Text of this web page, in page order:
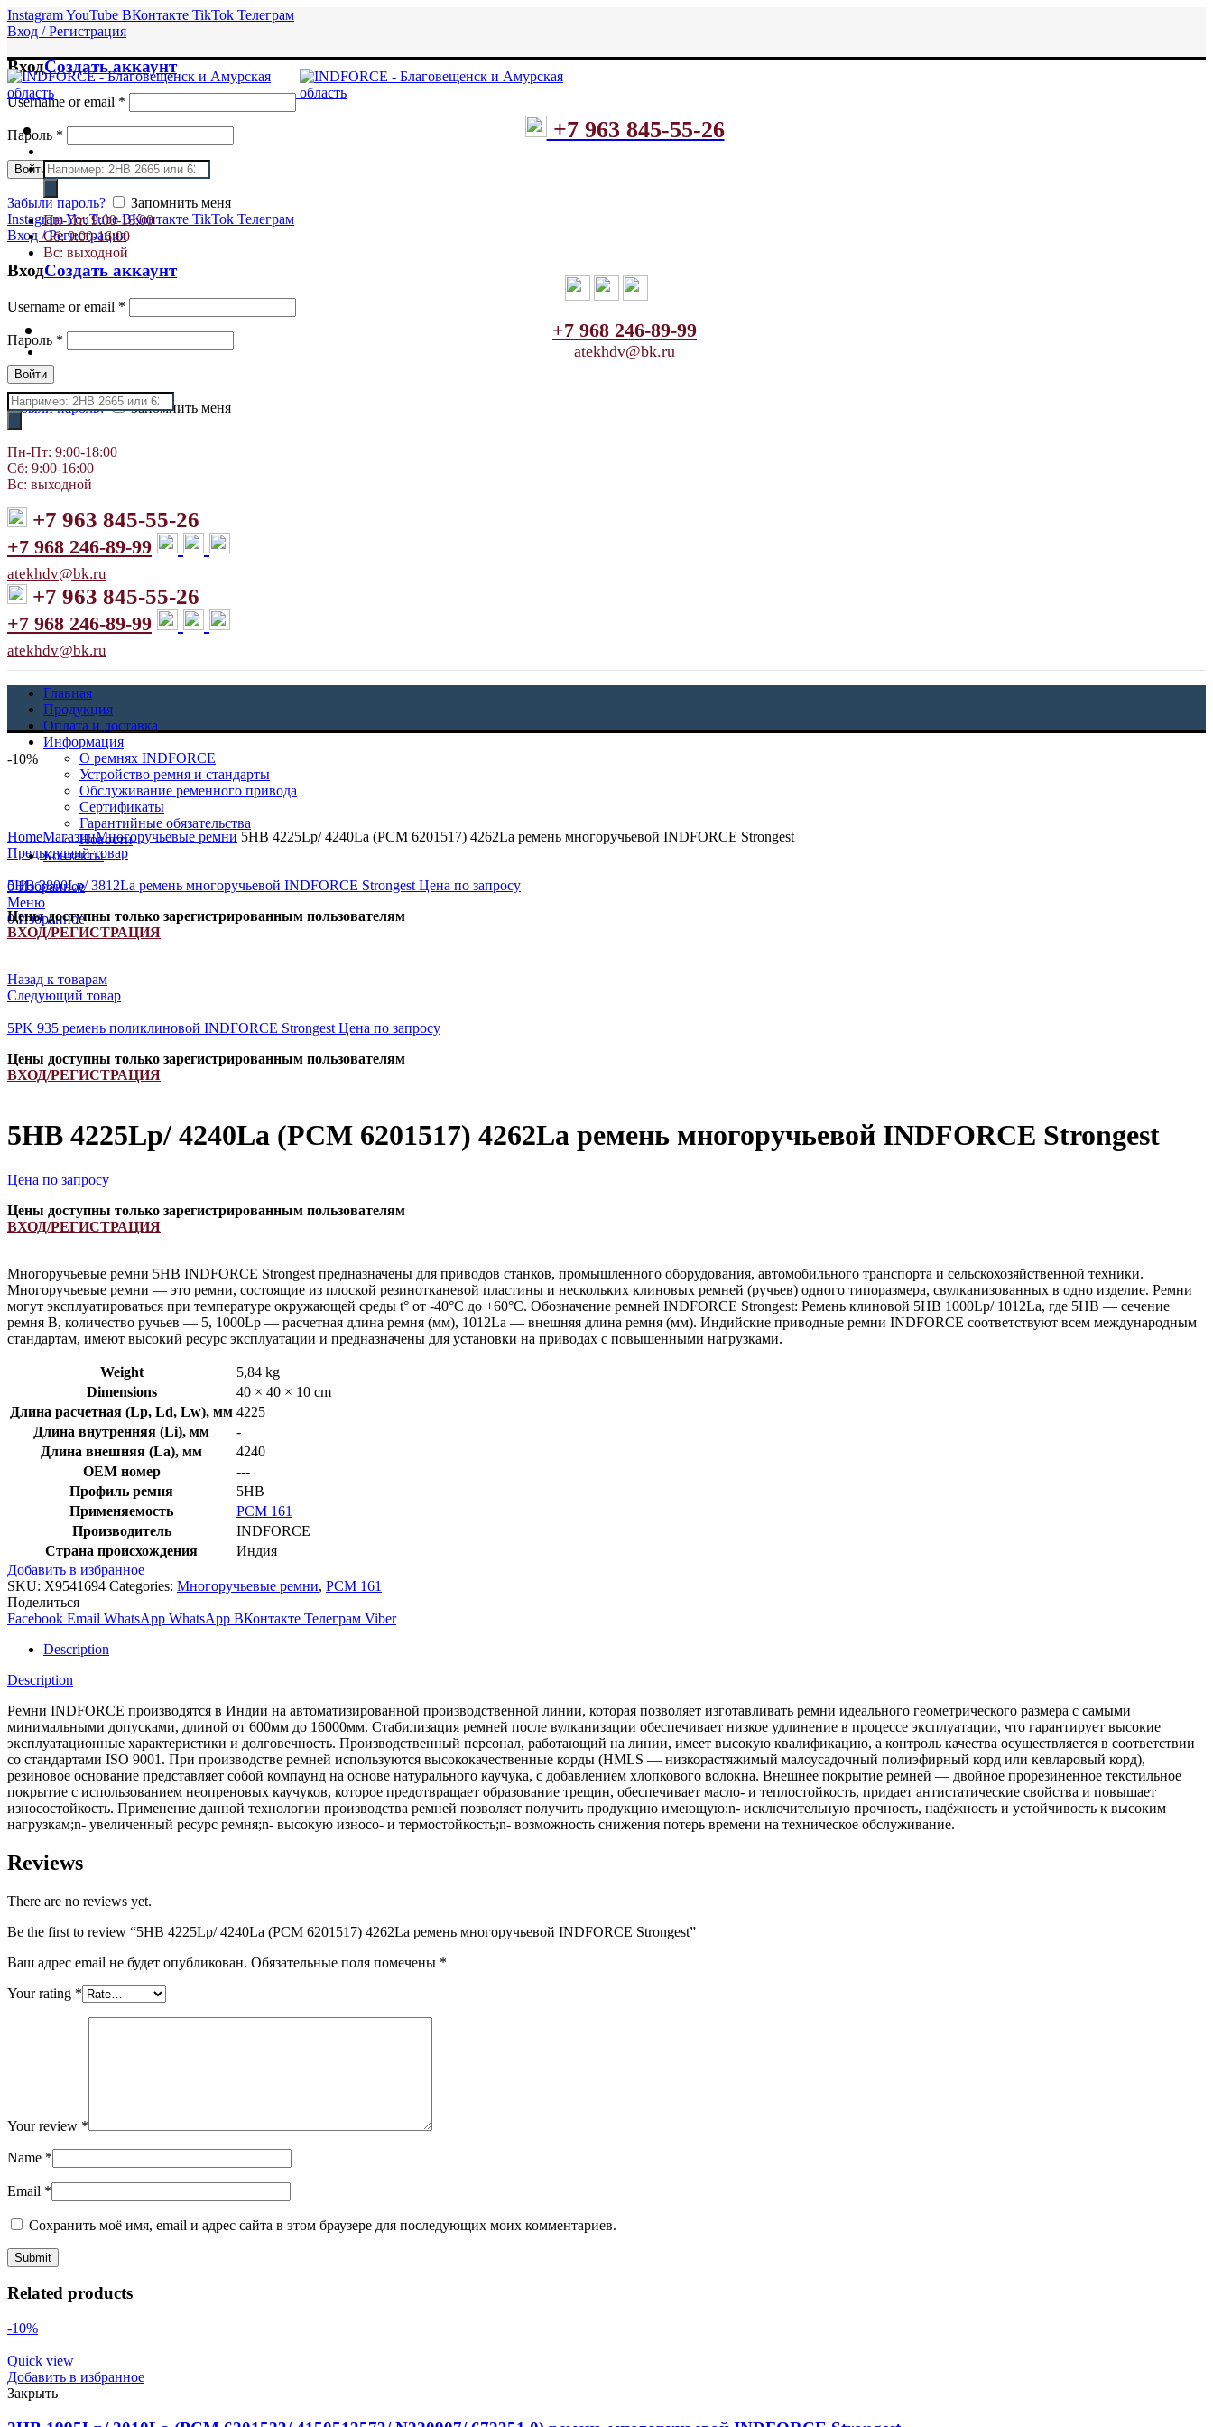
InstagramYouTube ВКонтакте TikTok Телеграм
Вход / Регистрация
ВходСоздать аккаунт
Username or email *
Пароль *
Войти
Забыли пароль?
Запомнить меня
InstagramYouTube ВКонтакте TikTok Телеграм
Вход / Регистрация
ВходСоздать аккаунт
Username or email *
Пароль *
Войти
Забыли пароль? Запомнить меня
+7 963 845-55-26
Поиск
товаров
Пн-Пт: 9:00-18:00
Сб: 9:00-16:00
Вс: выходной
+7 968 246-89-99
atekhdv@bk.ru
Поиск
товаров
Пн-Пт: 9:00-18:00
Сб: 9:00-16:00
Вс: выходной
+7 963 845-55-26
+7 968 246-89-99
atekhdv@bk.ru
+7 963 845-55-26
+7 968 246-89-99
atekhdv@bk.ru
Главная
Продукция
Оплата и доставка
Информация
О ремнях INDFORCE
Устройство ремня и стандарты
Обслуживание ременного привода
Сертификаты
Гарантийные обязательства
Новости
Контакты
0Избранное
Меню
0Избранное
-10%
Увеличить
HomeМагазинМногоручьевые ремни 5HB 4225Lp/ 4240La (РСМ 6201517) 4262La ремень многоручьевой INDFORCE Strongest
Предыдущий товар
5HB 3800Lp/ 3812La ремень многоручьевой INDFORCE Strongest Цена по запросу
Цены доступны только зарегистрированным пользователям
ВХОД/РЕГИСТРАЦИЯ
Назад к товарам
Следующий товар
5PK 935 ремень поликлиновой INDFORCE Strongest Цена по запросу
Цены доступны только зарегистрированным пользователям
ВХОД/РЕГИСТРАЦИЯ
5HB 4225Lp/ 4240La (РСМ 6201517) 4262La ремень многоручьевой INDFORCE Strongest
Цена по запросу
Цены доступны только зарегистрированным пользователям
ВХОД/РЕГИСТРАЦИЯ
Многоручьевые ремни 5HB INDFORCE Strongest предназначены для приводов станков, промышленного оборудования, автомобильного транспорта и сельскохозяйственной техники.
Многоручьевые ремни — это ремни, состоящие из плоской резинотканевой пластины и нескольких клиновых ремней (ручьев) одного типоразмера, свулканизованных в одно изделие. Ремни
могут эксплуатироваться при температуре окружающей среды t° от -40°С до +60°С. Обозначение ремней INDFORCE Strongest: Ремень клиновой 5HB 1000Lp/ 1012La, где 5HB — сечение
ремня B, количество ручьев — 5, 1000Lp — расчетная длина ремня (мм), 1012La — внешняя длина ремня (мм). Индийские приводные ремни INDFORCE соответствуют всем международным
стандартам, имеют высокий ресурс эксплуатации и предназначены для установки на приводах с повышенными нагрузками.
Weight
5,84 kg
Dimensions
40 × 40 × 10 cm
Длина расчетная (Lp, Ld, Lw), мм 4225
Длина внутренняя (Li), мм
-
Длина внешняя (La), мм
4240
OEM номер
---
Профиль ремня
5HB
Применяемость
РСМ 161
Производитель
INDFORCE
Страна происхождения
Индия
Добавить в избранное
SKU: X9541694 Categories: Многоручьевые ремни, РСМ 161
Поделиться
Facebook Email WhatsApp WhatsApp ВКонтакте Телеграм Viber
Description
Description
Ремни INDFORCE производятся в Индии на автоматизированной производственной линии, которая позволяет изготавливать ремни идеального геометрического размера с самыми
минимальными допусками, длиной от 600мм до 16000мм. Стабилизация ремней после вулканизации обеспечивает низкое удлинение в процессе эксплуатации, что гарантирует высокие
эксплуатационные характеристики и долговечность. Производственный персонал, работающий на линии, имеет высокую квалификацию, а контроль качества осуществляется в соответствии
со стандартами ISO 9001. При производстве ремней используются высококачественные корды (HMLS — низкорастяжимый малоусадочный полиэфирный корд или кевларовый корд),
резиновое основание представляет собой компаунд на основе натурального каучука, с добавлением хлопкового волокна. Внешнее покрытие ремней — двойное прорезиненное текстильное
покрытие с использованием неопреновых каучуков, которое предотвращает образование трещин, обеспечивает масло- и теплостойкость, придает антистатические свойства и повышает
износостойкость. Применение данной технологии производства ремней позволяет получить продукцию имеющую:n- исключительную прочность, надёжность и устойчивость к высоким
нагрузкам;n- увеличенный ресурс ремня;n- высокую износо- и термостойкость;n- возможность снижения потерь времени на техническое обслуживание.
Reviews
There are no reviews yet.
Be the first to review “5HB 4225Lp/ 4240La (РСМ 6201517) 4262La ремень многоручьевой INDFORCE Strongest”
Ваш адрес email не будет опубликован. Обязательные поля помечены *
Your rating *
Your review *
Name *
Email *
Сохранить моё имя, email и адрес сайта в этом браузере для последующих моих комментариев.
Related products
-10%
Quick view
Добавить в избранное
Закрыть